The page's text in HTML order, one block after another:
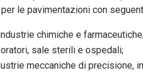
le pavimentazioni con
chimiche e
sale sterili e ospedali;
meccaniche di precisione,